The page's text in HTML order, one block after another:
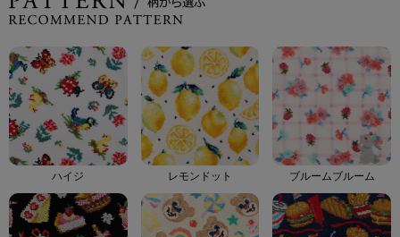
ハイジ レモンドット ブルームブルーム